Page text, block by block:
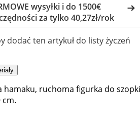
wysyłki i do 1500€
za tylko 40,27zł/rok
dodać ten artykuł do listy życzeń
hamaku, ruchoma figurka do szopki
cm.